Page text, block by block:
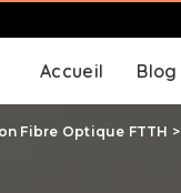
Accueil Blog
Fibre Optique FTTH >